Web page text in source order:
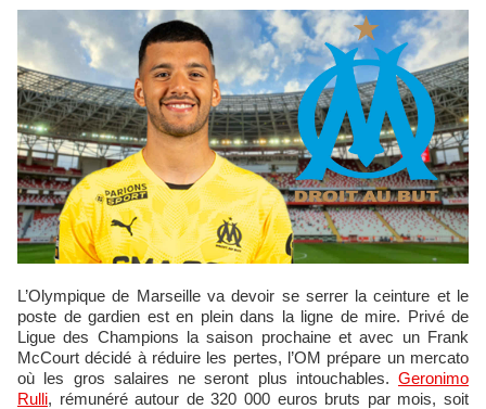
L’Olympique de Marseille va devoir se serrer la ceinture et le
poste de gardien est en plein dans la ligne de mire. Privé de
Ligue des Champions la saison prochaine et avec un Frank
McCourt décidé à réduire les pertes, l’OM prépare un mercato
où les gros salaires ne seront plus intouchables. Geronimo
Rulli, rémunéré autour de 320 000 euros bruts par mois, soit